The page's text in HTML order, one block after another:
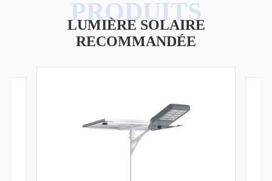
LUMIÈRE SOLAIRE
RECOMMANDÉE